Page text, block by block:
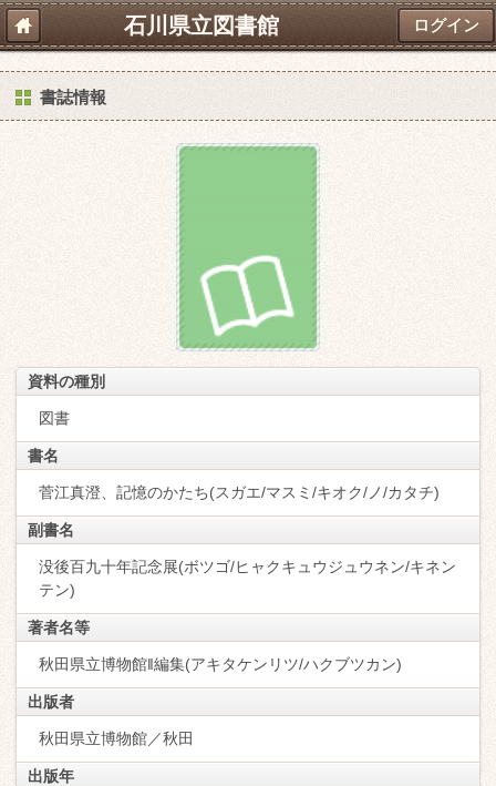
石川県立図書館 ログイン
書誌情報
資料の種別
図書
書名
菅江真澄、記憶のかたち(スガエ/マスミ/キオク/ノ/カタチ)
副書名
没後百九十年記念展(ボツゴ/ヒャクキュウジュウネン/キネン
テン)
著者名等
秋田県立博物館‖編集(アキタケンリツ/ハクブツカン)
出版者
秋田県立博物館／秋田
出版年